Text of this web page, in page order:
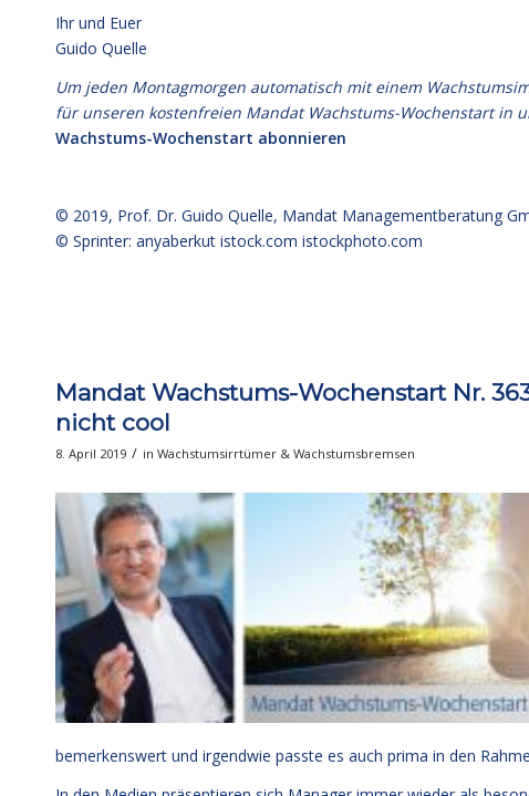
Ihr und Euer
Guido Quelle
Um jeden Montagmorgen automatisch mit einem
für unseren kostenfreien Mandat Wachstums-Wochenstart in
Wachstums-Wochenstart abonnieren
© 2019, Prof. Dr. Guido Quelle, Mandat Managementberatung
© Sprinter: anyaberkut istock.com istockphoto.com
Mandat Wachstums-Wochenstart Nr.
nicht cool
8. April 2019 / in Wachstumsirrtümer & Wachstumsbremsen
bemerkenswert und irgendwie passte es auch prima in den